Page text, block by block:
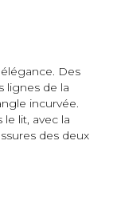
Des
lignes de la
incurvée.
lit, avec la
des deux